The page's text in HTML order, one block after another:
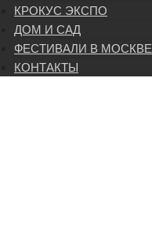
КРОКУС ЭКСПО
ДОМ И САД
ФЕСТИВАЛИ В МОСКВЕ
КОНТАКТЫ